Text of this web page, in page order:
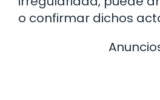
o confirmar dichos